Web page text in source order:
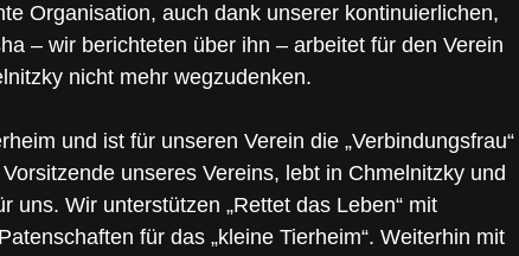
Organisation, auch dank unserer kontinuierlichen,
– wir berichteten über ihn – arbeitet für den Verein
nicht mehr wegzudenken.
und ist für unseren Verein die „Verbindungsfrau“
unseres Vereins, lebt in Chmelnitzky und
uns. Wir unterstützen „Rettet das Leben“ mit
für das „kleine Tierheim“. Weiterhin mit